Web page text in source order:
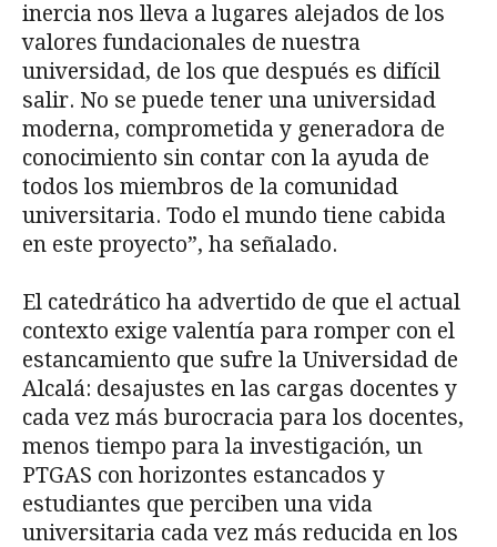
inercia nos lleva a lugares alejados de los
valores fundacionales de nuestra
universidad, de los que después es difícil
salir. No se puede tener una universidad
moderna, comprometida y generadora de
conocimiento sin contar con la ayuda de
todos los miembros de la comunidad
universitaria. Todo el mundo tiene cabida
en este proyecto”, ha señalado.
El catedrático ha advertido de que el actual
contexto exige valentía para romper con el
estancamiento que sufre la Universidad de
Alcalá: desajustes en las cargas docentes y
cada vez más burocracia para los docentes,
menos tiempo para la investigación, un
PTGAS con horizontes estancados y
estudiantes que perciben una vida
universitaria cada vez más reducida en los